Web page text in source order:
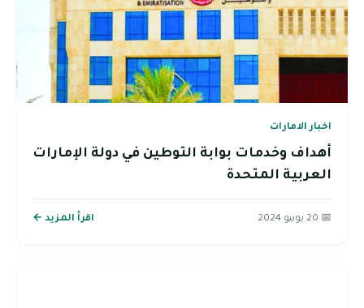
اخبار الامارات
أهداف وخدمات بوابة التوطين في دولة الإمارات
العربية المتحدة
📅 20 يونيو 2024 اقرأ المزيد ←